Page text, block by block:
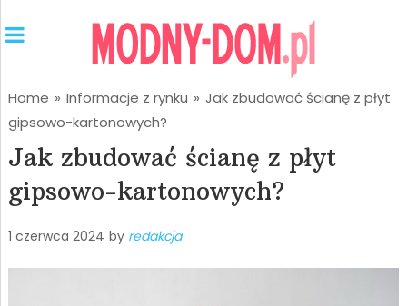
Home » Informacje z rynku » Jak zbudować ścianę z płyt
gipsowo-kartonowych?
Jak zbudować ścianę z płyt
gipsowo-kartonowych?
1 czerwca 2024 by redakcja